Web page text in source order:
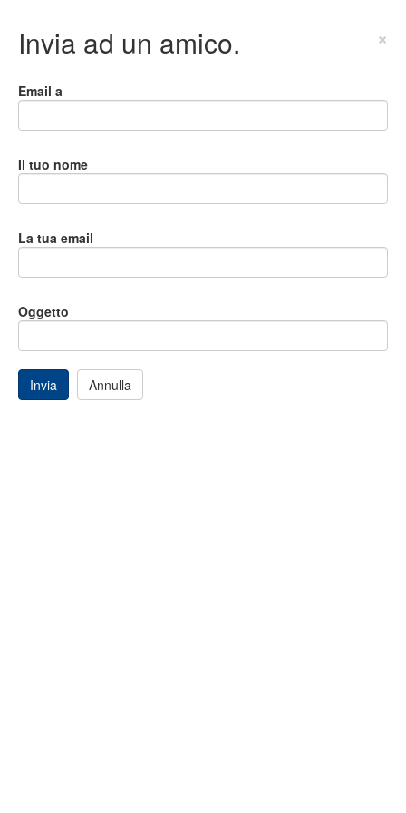
Invia ad un amico. ×
Email a
Il tuo nome
La tua email
Oggetto
Invia Annulla